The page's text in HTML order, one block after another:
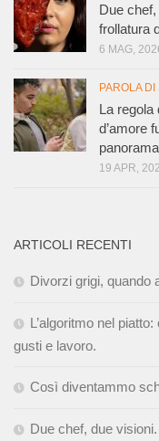
Due chef,
frollatura
6 MAG,
PAROLA
La regola
d’amore
19 APR,
ARTICOLI RECENTI
Divorzi grigi, quando
L’algoritmo nel
gusti e lavoro.
Così diventammo
Due chef, due